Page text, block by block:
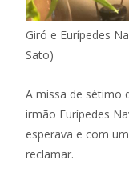
Giró e Eurípedes
Sato)
A missa de sétimo
irmão Eurípedes
esperava e com
reclamar.